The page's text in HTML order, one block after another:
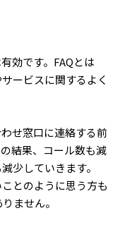
効です。FAQとは
ービスに関するよく
せ窓口に連絡する前
結果、コール数も減
少していきます。
とのように思う方も
ません。